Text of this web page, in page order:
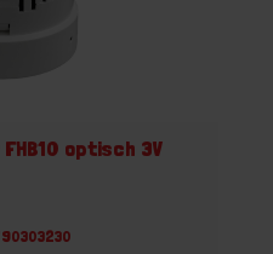
FHB10 optisch 3V